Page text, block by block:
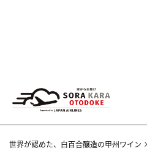
世界が認めた、白百合醸造の甲州ワイン